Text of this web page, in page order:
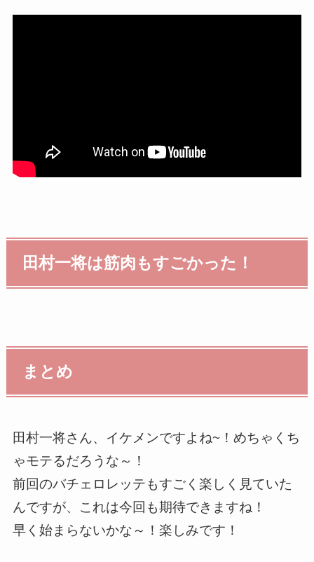
田村一将は筋肉もすごかった！
まとめ
田村一将さん、イケメンですよね~！めちゃくち
ゃモテるだろうな～！
前回のバチェロレッテもすごく楽しく見ていた
んですが、これは今回も期待できますね！
早く始まらないかな～！楽しみです！